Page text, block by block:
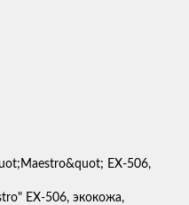
EX-506, экокожа,